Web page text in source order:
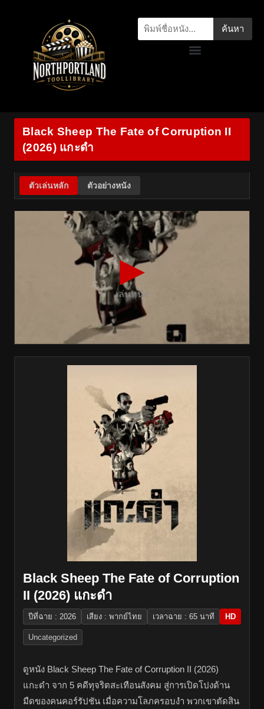
ค้นหา
Black Sheep The Fate of Corruption II
(2026) แกะดำ
ตัวเล่นหลัก ตัวอย่างหนัง
▶
เล่นหนัง
Black Sheep The Fate of Corruption
II (2026) แกะดำ
ปีที่ฉาย : 2026 เสียง : พากย์ไทย เวลาฉาย : 65 นาที HD
Uncategorized
ดูหนัง Black Sheep The Fate of Corruption II (2026)
แกะดำ จาก 5 คดีทุจริตสะเทือนสังคม สู่การเปิดโปงด้าน
มืดของคนคอร์รัปชัน เมื่อความโลภครอบงำ พวกเขาตัดสิน